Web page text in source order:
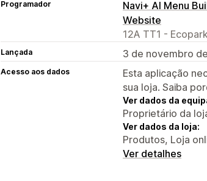
Programador
Navi+ AI Menu
Website
12A TT1 -
Lançada 3 de novembro
Acesso aos dados
Esta aplicação
sua loja. Saiba
Ver dados da
Proprietário da
Ver dados da loja:
Produtos, Loja
Ver detalhes